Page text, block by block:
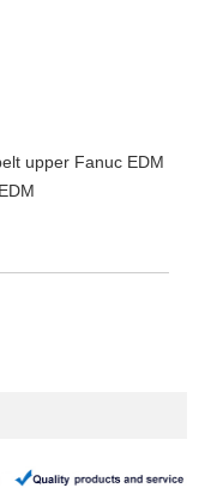
upper Fanuc EDM